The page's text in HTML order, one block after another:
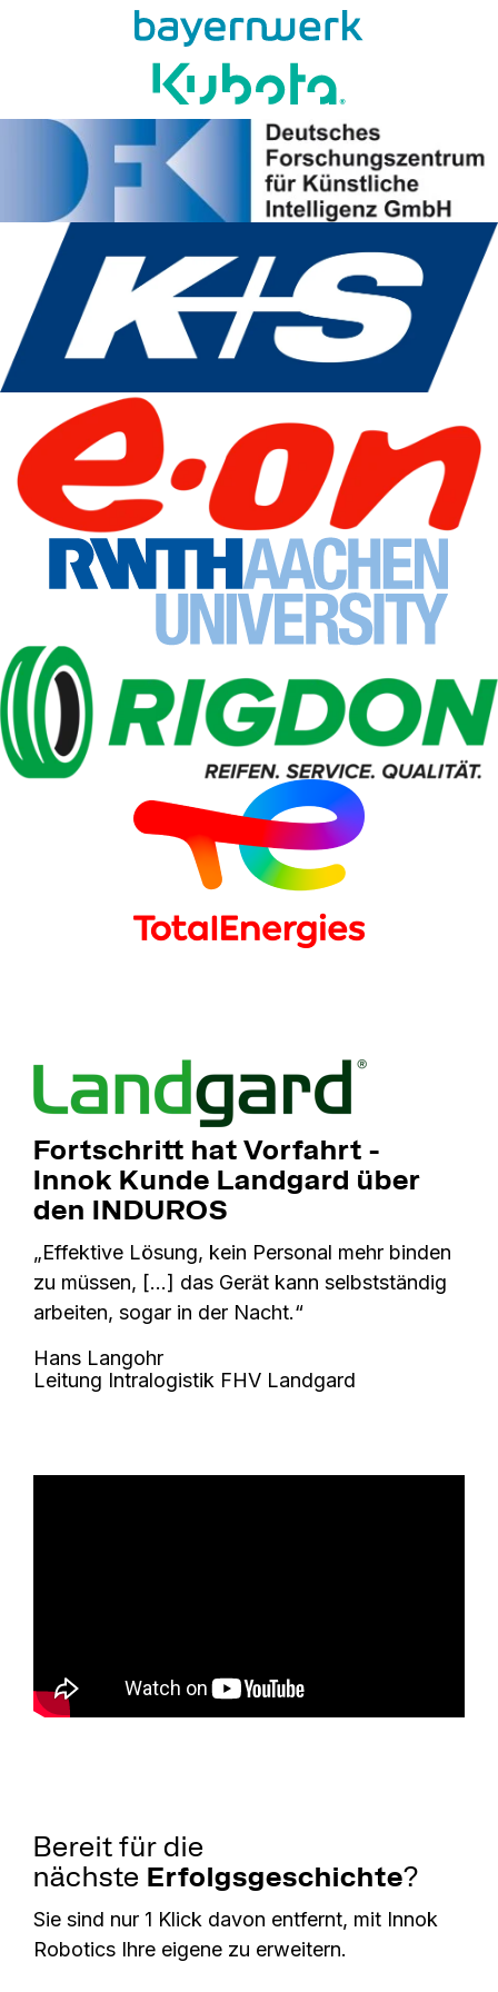
Fortschritt hat Vorfahrt -
Innok Kunde Landgard über
den INDUROS
„Effektive Lösung, kein Personal mehr binden
zu müssen, […] das Gerät kann selbstständig
arbeiten, sogar in der Nacht.“
Hans Langohr
Leitung Intralogistik FHV Landgard
Bereit für die
nächste Erfolgsgeschichte?
Sie sind nur 1 Klick davon entfernt, mit Innok
Robotics Ihre eigene zu erweitern.